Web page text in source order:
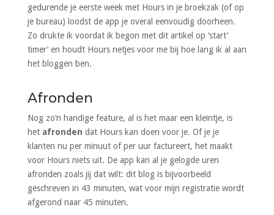
gedurende je eerste week met Hours in je broekzak (of op
je bureau) loodst de app je overal eenvoudig doorheen.
Zo drukte ik voordat ik begon met dit artikel op ‘start’
timer’ en houdt Hours netjes voor me bij hoe lang ik al aan
het bloggen ben.
Afronden
Nog zo’n handige feature, al is het maar een kleintje, is
het afronden dat Hours kan doen voor je. Of je je
klanten nu per minuut of per uur factureert, het maakt
voor Hours niets uit. De app kan al je gelogde uren
afronden zoals jij dat wilt: dit blog is bijvoorbeeld
geschreven in 43 minuten, wat voor mijn registratie wordt
afgerond naar 45 minuten.